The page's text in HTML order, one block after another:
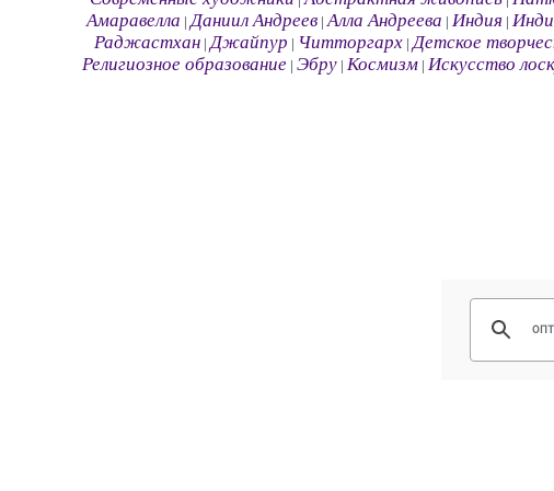
Амаравелла | Даниил Андреев| Алла Андреева | Индия |
Раджастхан| Джайпур | Читторгарх| Детское
Религиозное образование| Эбру| Космизм| Искусство